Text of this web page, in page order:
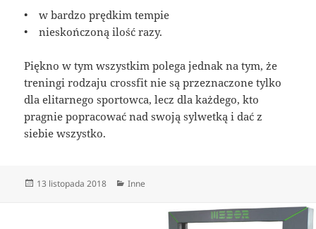
• w bardzo prędkim tempie
• nieskończoną ilość razy.
Piękno w tym wszystkim polega jednak na tym, że
treningi rodzaju crossfit nie są przeznaczone tylko
dla elitarnego sportowca, lecz dla każdego, kto
pragnie popracować nad swoją sylwetką i dać z
siebie wszystko.
Data
13 listopada 2018 Kategorie
Inne